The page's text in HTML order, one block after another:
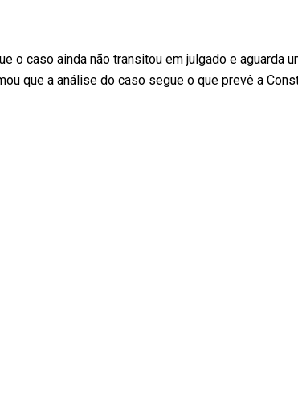
o caso ainda não transitou em julgado e aguarda
que a análise do caso segue o que prevê a